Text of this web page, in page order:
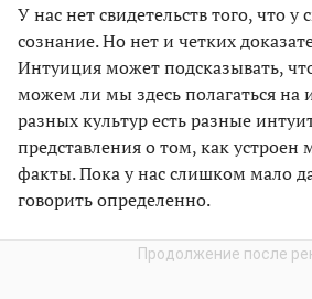
У нас нет свидетельств того, что у
сознание. Но нет и четких
Интуиция может подсказывать,
можем ли мы здесь полагаться
разных культур есть разные
представления о том, как
факты. Пока у нас слишком мало
говорить определенно.